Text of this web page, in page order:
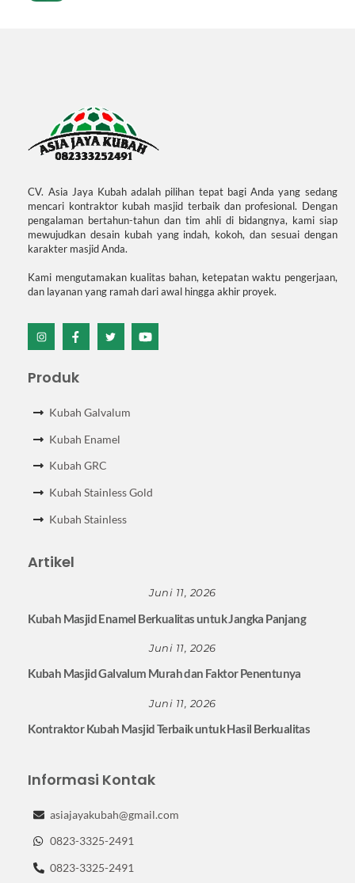
CV. Asia Jaya Kubah adalah pilihan tepat bagi Anda yang sedang
mencari kontraktor kubah masjid terbaik dan profesional. Dengan
pengalaman bertahun-tahun dan tim ahli di bidangnya, kami siap
mewujudkan desain kubah yang indah, kokoh, dan sesuai dengan
karakter masjid Anda.
Kami mengutamakan kualitas bahan, ketepatan waktu pengerjaan,
dan layanan yang ramah dari awal hingga akhir proyek.
Icon
Icon
Icon
Icon
Produk
Kubah Galvalum
Kubah Enamel
Kubah GRC
Kubah Stainless Gold
Kubah Stainless
Artikel
Juni 11, 2026
Kubah Masjid Enamel Berkualitas untuk Jangka Panjang
Juni 11, 2026
Kubah Masjid Galvalum Murah dan Faktor Penentunya
Juni 11, 2026
Kontraktor Kubah Masjid Terbaik untuk Hasil Berkualitas
Informasi Kontak
asiajayakubah@gmail.com
0823-3325-2491
0823-3325-2491